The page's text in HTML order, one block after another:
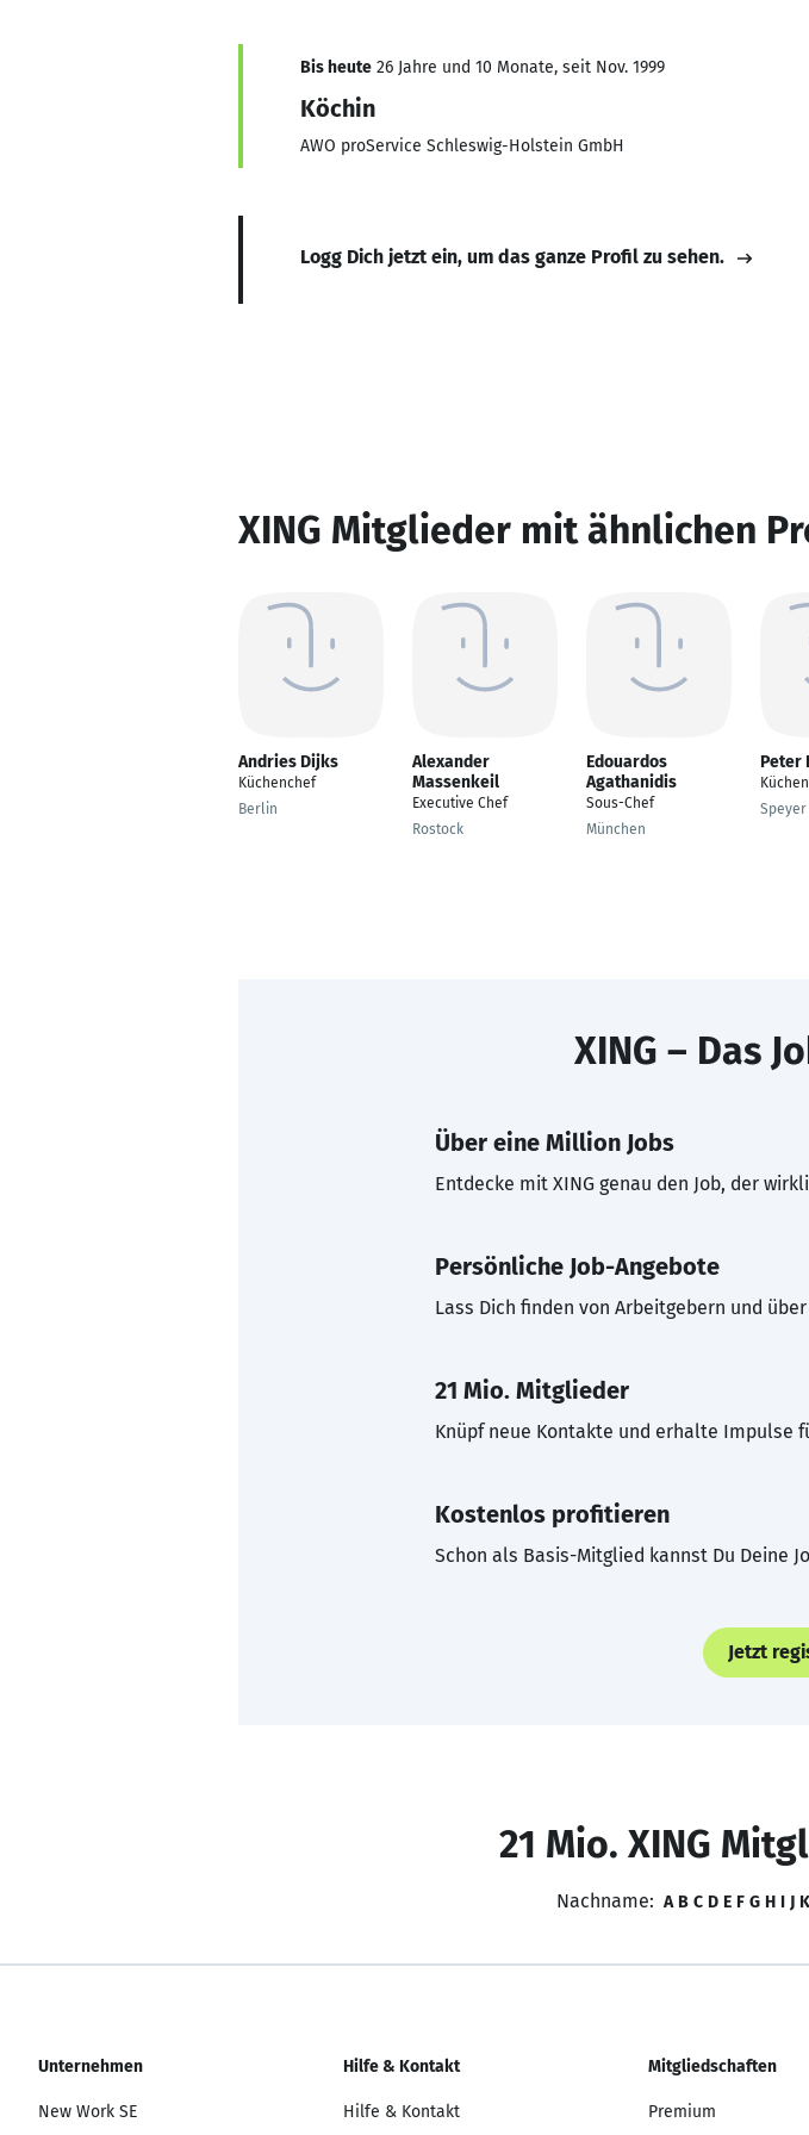
Bis heute 26 Jahre und 10 Monate, seit Nov. 1999
Köchin
AWO proService Schleswig-Holstein GmbH
Logg Dich jetzt ein, um das ganze Profil zu sehen.
XING Mitglieder mit ähnlichen
Andries Dijks
Küchenchef
Berlin
Alexander
Massenkeil
Executive Chef
Rostock
Edouardos
Agathanidis
Sous-Chef
München
Peter
Speyer
XING – Das
Über eine Million Jobs
Entdecke mit XING genau den Job, der
Persönliche Job-Angebote
Lass Dich finden von Arbeitgebern und
21 Mio. Mitglieder
Knüpf neue Kontakte und erhalte Impulse
Kostenlos profitieren
Schon als Basis-Mitglied kannst Du Deine
Jetzt
21 Mio. XING
Nachname: A B C D E F G H I J K
Unternehmen
New Work SE
Hilfe & Kontakt
Hilfe & Kontakt
Mitgliedschaften
Premium